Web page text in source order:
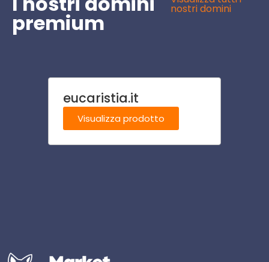
premium
nostri domini
eucaristia.it
Visualizza prodotto